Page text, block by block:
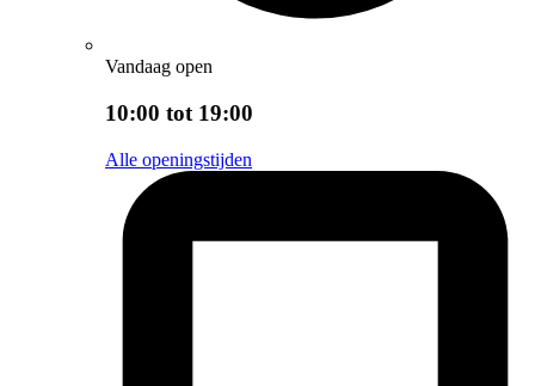
Vandaag open
10:00 tot 19:00
Alle openingstijden